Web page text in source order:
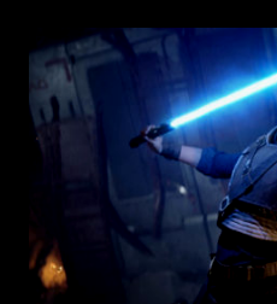
FINALE
DI
SVILUPPO